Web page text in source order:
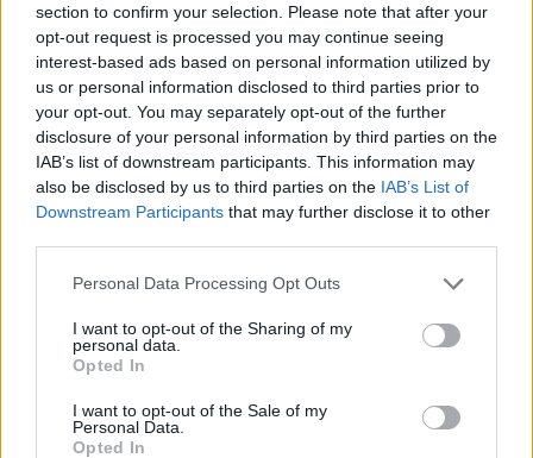
section to confirm your selection. Please note that after your
opt-out request is processed you may continue seeing
interest-based ads based on personal information utilized by
us or personal information disclosed to third parties prior to
your opt-out. You may separately opt-out of the further
disclosure of your personal information by third parties on the
IAB’s list of downstream participants. This information may
also be disclosed by us to third parties on the IAB’s List of
Downstream Participants that may further disclose it to other
Personal Data Processing Opt Outs
I want to opt-out of the Sharing of my
personal data.
Opted In
I want to opt-out of the Sale of my
Personal Data.
Opted In
Donald Trump amerikai elnök tegnap azt állította,
hogy Volodimir Zelenszkij ukrán és Vlagyimir
Putyin orosz elnök egyaránt kész lehet
megállapodni a háború lezárásáról. Bár az
amerikai elnök elmondása szerint külön-külön
egyeztetett velük telefonon, ezt az érintett felek
nem erősítették meg - írja a Kyiv Independent.
Trump az ankarai NATO-csúcson arról számolt be, hogy
"nagyon jó" megbeszélést folytatott Putyinnal, majd nem
beszélgettünk [Putyinnal]. Sokáig tartott. Közvetlenül utána
beszéltem Zelenszkij elnökkel is. Úgy gondolom,
sokáig tartott. De azt hiszem, van valami a dologban ...